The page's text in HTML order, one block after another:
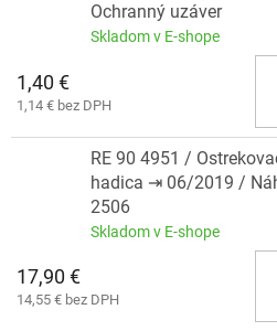
Ochranný uzáver
Skladom v E-shope
1,40 €
1,14 € bez DPH
RE 90 4951 /
hadica ⇥ 06/2019 /
2506
Skladom v E-shope
17,90 €
14,55 € bez DPH